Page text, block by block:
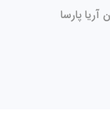
آریا پارسا